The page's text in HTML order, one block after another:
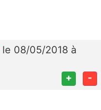
le 08/05/2018 à
+ -